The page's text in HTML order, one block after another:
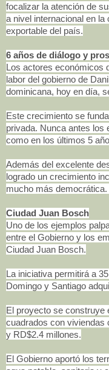
focalizar la atención de
a nivel internacional en
exportable del país.
6 años de diálogo y
Los actores económicos
labor del gobierno de
dominicana, hoy en día,
Este crecimiento se
privada. Nunca antes los
como en los últimos 5
Además del excelente
logrado un crecimiento
mucho más democrática.
Ciudad Juan Bosch
Uno de los ejemplos
entre el Gobierno y los
Ciudad Juan Bosch.
La iniciativa permitirá a
Domingo y Santiago
El proyecto se construye
cuadrados con viviendas
y RD$2.4 millones.
El Gobierno aportó los